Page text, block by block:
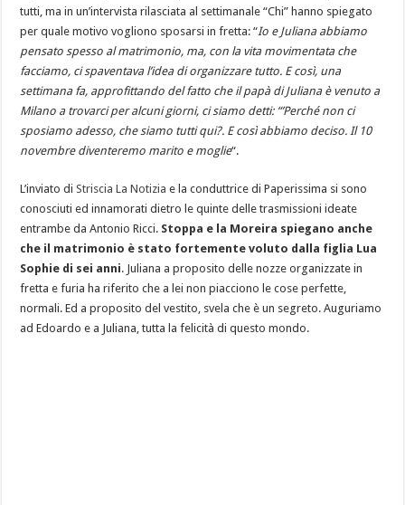
tutti, ma in un’intervista rilasciata al settimanale “Chi” hanno spiegato
per quale motivo vogliono sposarsi in fretta: “Io e Juliana abbiamo
pensato spesso al matrimonio, ma, con la vita movimentata che
facciamo, ci spaventava l’idea di organizzare tutto. E così, una
settimana fa, approfittando del fatto che il papà di Juliana è venuto a
Milano a trovarci per alcuni giorni, ci siamo detti: “’Perché non ci
sposiamo adesso, che siamo tutti qui?. E così abbiamo deciso. Il 10
novembre diventeremo marito e moglie“.
L’inviato diStriscia La Notizia e la conduttrice di Paperissima si sono
conosciuti ed innamorati dietro le quinte delle trasmissioni ideate
entrambe da Antonio Ricci. Stoppa e la Moreira spiegano anche
che il matrimonio è stato fortemente voluto dalla figlia Lua
Sophie di sei anni. Juliana a proposito delle nozze organizzate in
fretta e furia ha riferito che a lei non piacciono le cose perfette,
normali. Ed a proposito del vestito, svela che è un segreto. Auguriamo
ad Edoardo e a Juliana, tutta la felicità di questo mondo.